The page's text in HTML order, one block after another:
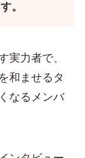
。
実力者で、
和ませるタ
なるメンバ